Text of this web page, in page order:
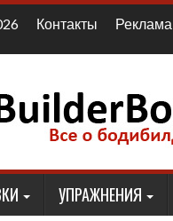
Контакты Реклама
УПРАЖНЕНИЯ